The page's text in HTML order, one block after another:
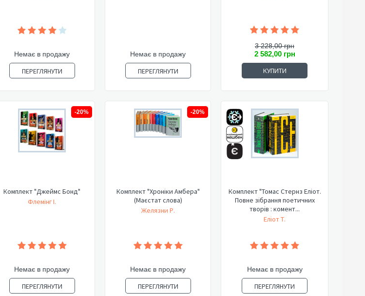
Немає в продажу
ПЕРЕГЛЯНУТИ
Немає в продажу
ПЕРЕГЛЯНУТИ
3 228,00 грн
2 582,00 грн
КУПИТИ
-20%
Комплект "Джеймс Бонд"
Флемінг І.
Немає в продажу
ПЕРЕГЛЯНУТИ
-20%
Комплект "Хроніки Амбера"
(Маєстат слова)
Желязни Р.
Немає в продажу
ПЕРЕГЛЯНУТИ
Комплект "Томас Стернз Еліот.
Повне зібрання поетичних
творів : комент...
Еліот Т.
Немає в продажу
ПЕРЕГЛЯНУТИ